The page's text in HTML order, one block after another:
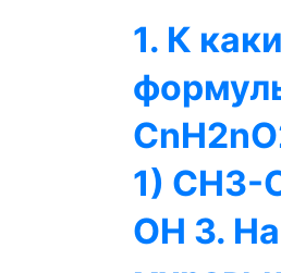
1. К
1) CH3-
OH 3.